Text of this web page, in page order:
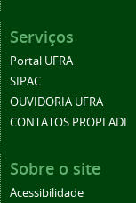
Serviços
Portal UFRA
SIPAC
OUVIDORIA UFRA
CONTATOS PROPLADI
Sobre o site
Acessibilidade